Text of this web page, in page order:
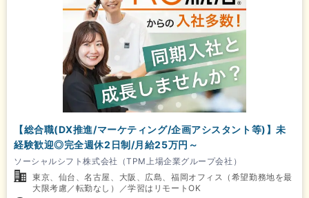
【総合職(DX推進/マーケティング/企画アシスタント等)】未
経験歓迎◎完全週休2日制/月給25万円～
ソーシャルシフト株式会社（TPM上場企業グループ会社）
東京、仙台、名古屋、大阪、広島、福岡オフィス（希望勤務地を最
大限考慮／転勤なし）／学習はリモートOK